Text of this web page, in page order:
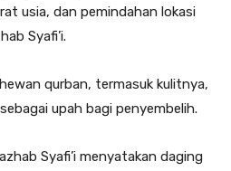
usia, dan pemindahan lokasi
Syafi’i.
qurban, termasuk kulitnya,
upah bagi penyembelih.
Syafi’i menyatakan daging